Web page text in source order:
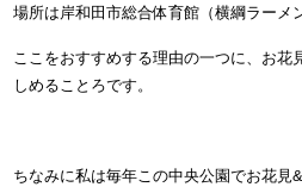
場所は岸和田市総合体育館（横綱ラーメ
ここをおすすめする理由の一つに、お花
しめることろです。
ちなみに私は毎年この中央公園でお花見